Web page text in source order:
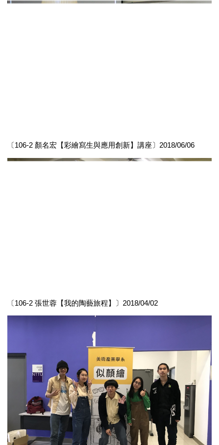
〔106-2 顏名宏【彩繪寫生與應用創新】講座〕2018/06/06
〔106-2 張世蓉【我的陶藝旅程】〕2018/04/02